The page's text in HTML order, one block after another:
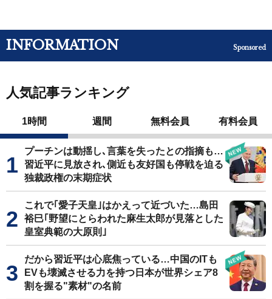
INFORMATION Sponsored
人気記事ランキング
1時間 週間 無料会員 有料会員
プーチンは動揺し､言葉を失ったとの指摘も…
習近平に見放され､側近も友好国も停戦を迫る
独裁政権の末期症状
これで｢愛子天皇｣はかえって近づいた…島田
裕巳｢野望にとらわれた麻生太郎が見落とした
皇室典範の大原則｣
だから習近平は心底焦っている…中国のITも
EVも壊滅させる力を持つ日本が世界シェア8
割を握る"素材"の名前